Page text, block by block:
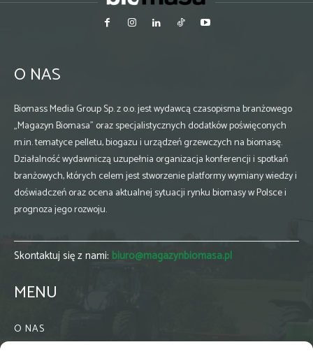
O NAS
Biomass Media Group Sp. z o.o. jest wydawcą czasopisma branżowego
„Magazyn Biomasa” oraz specjalistycznych dodatków poświęconych
m.in. tematyce pelletu, biogazu i urządzeń grzewczych na biomasę.
Działalność wydawniczą uzupełnia organizacja konferencji i spotkań
branżowych, których celem jest stworzenie platformy wymiany wiedzy i
doświadczeń oraz ocena aktualnej sytuacji rynku biomasy w Polsce i
prognoza jego rozwoju.
Skontaktuj się z nami: biuro@magazynbiomasa.pl
MENU
O NAS